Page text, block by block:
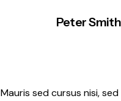
Peter Smith
Mauris sed cursus nisi,